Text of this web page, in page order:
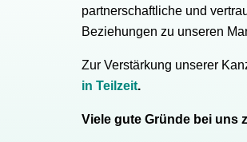
partnerschaftliche und
Beziehungen zu unseren
Zur Verstärkung unserer
in Teilzeit.
Viele gute Gründe bei uns